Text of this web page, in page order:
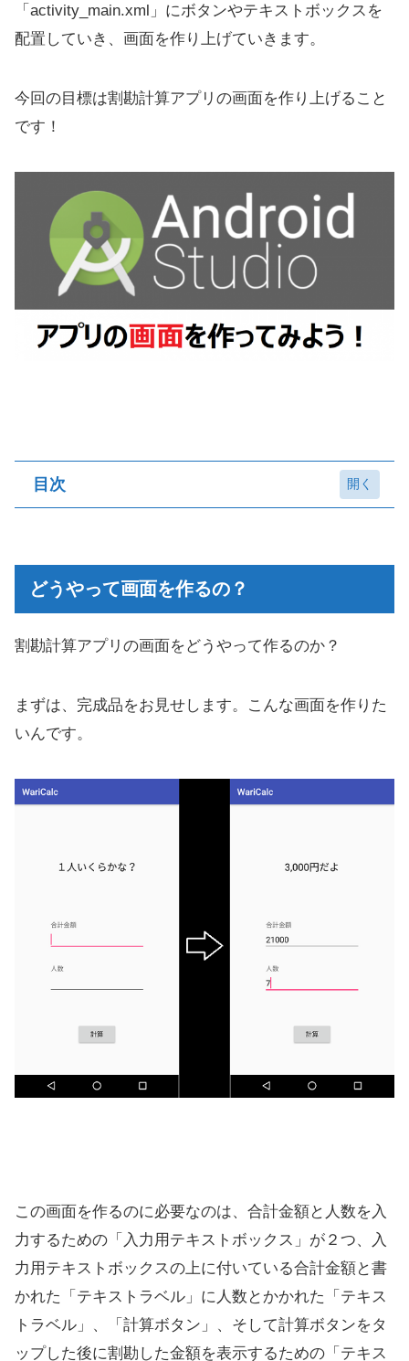
「activity_main.xml」にボタンやテキストボックスを
配置していき、画面を作り上げていきます。
今回の目標は割勘計算アプリの画面を作り上げること
です！
目次
部品にIDを付けて、表示されるテキストを入
計算結果表示用のTextViewの大きさを調整
文字列リソースの定義
割勘計算アプリの画面作成完了！
どうやって画面を作るの？
割勘計算アプリの画面をどうやって作るのか？
まずは、完成品をお見せします。こんな画面を作りた
いんです。
この画面を作るのに必要なのは、合計金額と人数を入
力するための「入力用テキストボックス」が２つ、入
力用テキストボックスの上に付いている合計金額と書
かれた「テキストラベル」に人数とかかれた「テキス
トラベル」、「計算ボタン」、そして計算ボタンをタ
ップした後に割勘した金額を表示するための「テキス